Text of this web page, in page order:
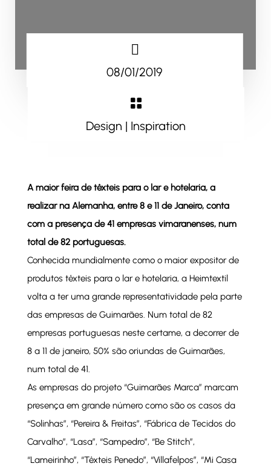

08/01/2019

Design | Inspiration
A maior feira de têxteis para o lar e hotelaria, a
realizar na Alemanha, entre 8 e 11 de Janeiro, conta
com a presença de 41 empresas vimaranenses, num
total de 82 portuguesas.
Conhecida mundialmente como o maior expositor de
produtos têxteis para o lar e hotelaria, a Heimtextil
volta a ter uma grande representatividade pela parte
das empresas de Guimarães. Num total de 82
empresas portuguesas neste certame, a decorrer de
8 a 11 de janeiro, 50% são oriundas de Guimarães,
num total de 41.
As empresas do projeto “Guimarães Marca” marcam
presença em grande número como são os casos da
“Solinhas”, “Pereira & Freitas”, “Fábrica de Tecidos do
Carvalho”, “Lasa”, “Sampedro”, “Be Stitch”,
“Lameirinho”, “Têxteis Penedo”, “Villafelpos”, “Mi Casa